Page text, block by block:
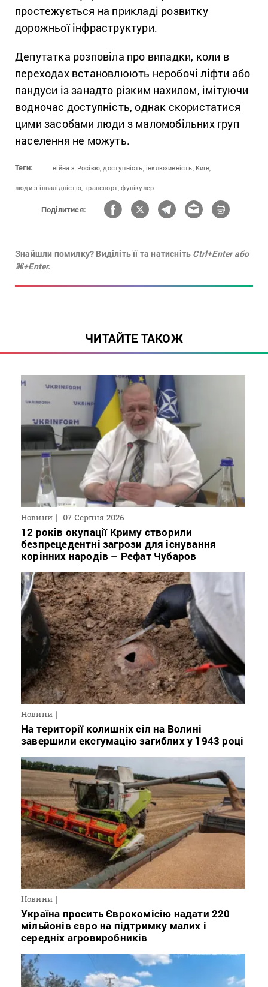
простежується на прикладі розвитку
дорожньої інфраструктури.
Депутатка розповіла про випадки, коли в
переходах встановлюють неробочі ліфти або
пандуси із занадто різким нахилом, імітуючи
водночас доступність, однак скористатися
цими засобами люди з маломобільних груп
населення не можуть.
Теги: війна з Росією, доступність, інклюзивність, Київ,
люди з інвалідністю, транспорт, фунікулер
Поділитися:
Знайшли помилку? Виділіть її та натисніть Ctrl+Enter або
⌘+Enter.
ЧИТАЙТЕ ТАКОЖ
Новини 07 Серпня 2026
12 років окупації Криму створили
безпрецедентні загрози для існування
корінних народів – Рефат Чубаров
Новини
На території колишніх сіл на Волині
завершили ексгумацію загиблих у 1943 році
Новини
Україна просить Єврокомісію надати 220
мільйонів євро на підтримку малих і
середніх агровиробників